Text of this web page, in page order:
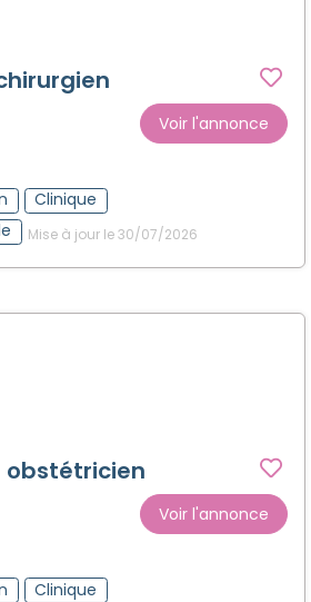
Voir l'annonce
Clinique
Mise à jour le 30/07/2026
obstétricien
Voir l'annonce
Clinique